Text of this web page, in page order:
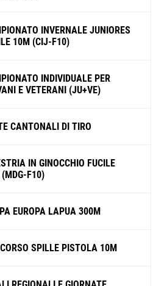
INVERNALE JUNIORES
10M (CIJ-F10)
INDIVIDUALE PER
E VETERANI (JU+VE)
CANTONALI DI TIRO
IN GINOCCHIO FUCILE
F10)
EUROPA LAPUA 300M
SPILLE PISTOLA 10M